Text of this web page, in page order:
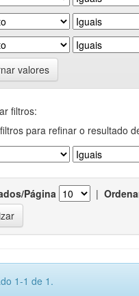
valores
filtros:
para refinar o resultado
Página |
1-1 de 1.